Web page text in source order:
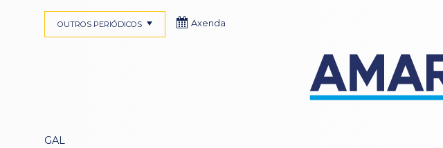
GAL
OUTROS PERIÓDICOS Axenda